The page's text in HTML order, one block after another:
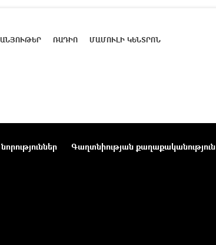
ՌԱԴԻՈ ՄԱՄՈՒԼԻ ԿԵՆՏՐՈՆ
Գաղտնիության քաղաքականություն